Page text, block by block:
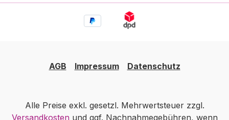
AGB Impressum Datenschutz
Alle Preise exkl. gesetzl. Mehrwertsteuer zzgl.
Versandkostenund ggf. Nachnahmegebühren, wenn